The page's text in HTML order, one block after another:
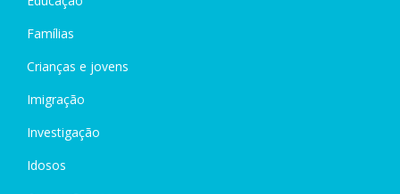
Famílias
Crianças e jovens
Imigração
Investigação
Idosos